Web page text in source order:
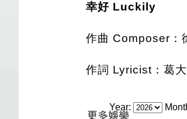
幸好 Luckily
作曲 Composer：
作詞 Lyricist：葛
Year: